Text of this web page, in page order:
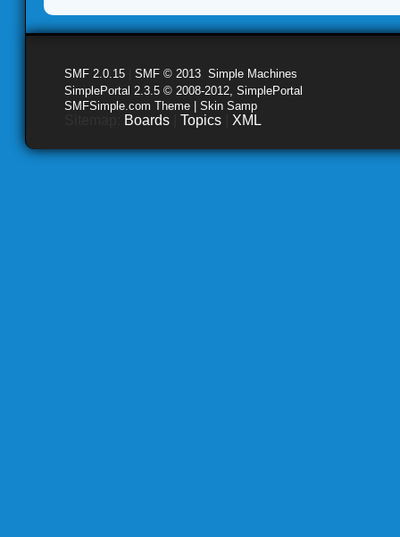
SMF 2.0.15 SMF © 2013 Simple Machines
SimplePortal 2.3.5 © 2008-2012, SimplePortal
SMFSimple.com Theme | Skin Samp
Boards Topics XML